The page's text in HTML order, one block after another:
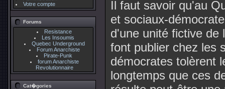
Votre compte
Forums
Resistance
Les Insoumis
Quebec Underground
Forum Anarchiste
Pirate-Punk
forum Anarchiste
Revolutionnaire
Cat�gories
Il faut savoir qu'au
et sociaux-
d'une unité fictive de
font publier chez les
démocrates tolèrent
longtemps que ces